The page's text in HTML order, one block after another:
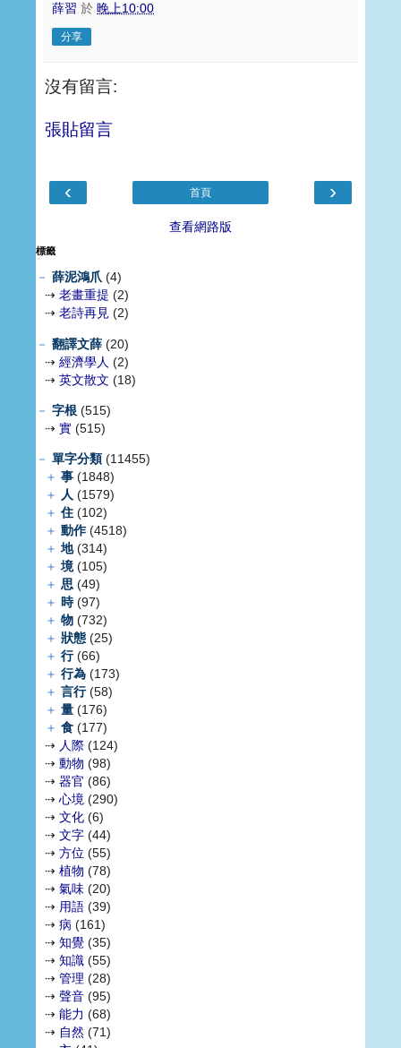
薛習 於 晚上10:00
分享
沒有留言:
張貼留言
‹ ›
首頁
查看網路版
標籤
－ 薛泥鴻爪 (4)
⇢ 老畫重提 (2)
⇢ 老詩再見 (2)
－ 翻譯文薛 (20)
⇢ 經濟學人 (2)
⇢ 英文散文 (18)
－ 字根 (515)
⇢ 實 (515)
－ 單字分類(11455)
＋ 事 (1848)
＋ 人 (1579)
＋ 住 (102)
＋ 動作(4518)
＋ 地(314)
＋ 境(105)
＋ 思 (49)
＋ 時(97)
＋ 物 (732)
＋ 狀態 (25)
＋ 行(66)
＋ 行為 (173)
＋ 言行(58)
＋ 量 (176)
＋ 食 (177)
⇢ 人際 (124)
⇢ 動物 (98)
⇢ 器官 (86)
⇢ 心境 (290)
⇢ 文化 (6)
⇢ 文字 (44)
⇢ 方位 (55)
⇢ 植物 (78)
⇢ 氣味 (20)
⇢ 用語 (39)
⇢ 病 (161)
⇢ 知覺 (35)
⇢ 知識 (55)
⇢ 管理 (28)
⇢ 聲音 (95)
⇢ 能力 (68)
⇢ 自然 (71)